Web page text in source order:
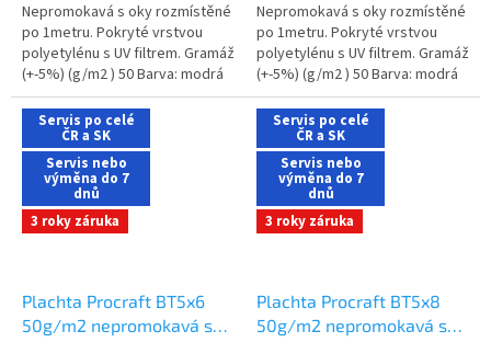
Nepromokavá s oky rozmístěné
po 1metru. Pokryté vrstvou
polyetylénu s UV filtrem. Gramáž
(+-5%) (g/m2 ) 50 Barva: modrá
Rozměry (m) 4x5 Hmotnost (kg)
1,06
Nepromokavá s oky rozmístěné
po 1metru. Pokryté vrstvou
polyetylénu s UV filtrem. Gramáž
(+-5%) (g/m2 ) 50 Barva: modrá
Rozměry (m) 4x6 Hmotnost (kg)
1,27
Servis po celé
ČR a SK
Servis nebo
výměna do 7
dnů
3 roky záruka
Plachta Procraft BT5x6
50g/m2 nepromokavá s
Servis po celé
ČR a SK
Servis nebo
výměna do 7
dnů
3 roky záruka
Plachta Procraft BT5x8
50g/m2 nepromokavá s